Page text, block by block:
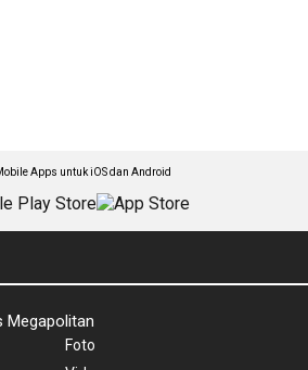
Apps untuk iOS dan Android
Megapolitan
Foto